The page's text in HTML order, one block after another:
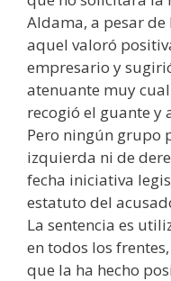
Aldama, a pesar
aquel valoró
empresario y
atenuante muy
recogió el guante y
Pero ningún
izquierda ni de
fecha iniciativa
estatuto del
La sentencia es
en todos los
que la ha hecho